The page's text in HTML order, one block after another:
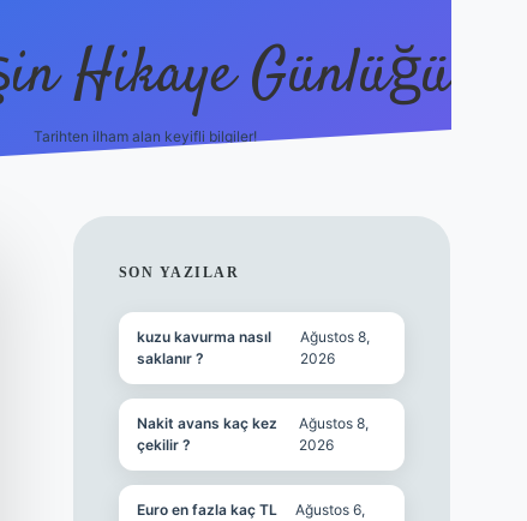
Hikaye Günlüğü
Tarihten ilham alan keyifli bilgiler!
SIDEBAR
SON YAZILAR
kuzu kavurma nasıl
saklanır ?
Ağustos 8,
2026
Nakit avans kaç kez
çekilir ?
Ağustos 8,
2026
Euro en fazla kaç TL
Ağustos 6,
betbox giriş